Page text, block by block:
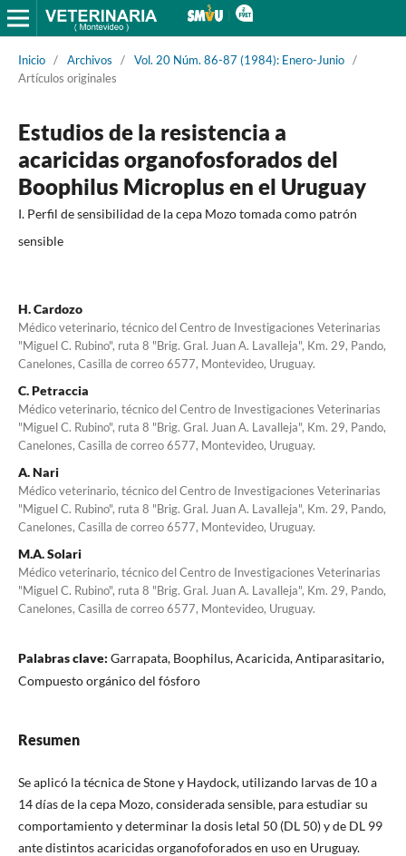
Inicio / Archivos / Vol. 20 Núm. 86-87 (1984): Enero-Junio /
Artículos originales
Estudios de la resistencia a
acaricidas organofosforados del
Boophilus Microplus en el Uruguay
I. Perfil de sensibilidad de la cepa Mozo tomada como patrón
sensible
H. Cardozo
Médico veterinario, técnico del Centro de Investigaciones Veterinarias
"Miguel C. Rubino", ruta 8 "Brig. Gral. Juan A. Lavalleja", Km. 29, Pando,
Canelones, Casilla de correo 6577, Montevideo, Uruguay.
C. Petraccia
Médico veterinario, técnico del Centro de Investigaciones Veterinarias
"Miguel C. Rubino", ruta 8 "Brig. Gral. Juan A. Lavalleja", Km. 29, Pando,
Canelones, Casilla de correo 6577, Montevideo, Uruguay.
A. Nari
Médico veterinario, técnico del Centro de Investigaciones Veterinarias
"Miguel C. Rubino", ruta 8 "Brig. Gral. Juan A. Lavalleja", Km. 29, Pando,
Canelones, Casilla de correo 6577, Montevideo, Uruguay.
M.A. Solari
Médico veterinario, técnico del Centro de Investigaciones Veterinarias
"Miguel C. Rubino", ruta 8 "Brig. Gral. Juan A. Lavalleja", Km. 29, Pando,
Canelones, Casilla de correo 6577, Montevideo, Uruguay.
Palabras clave: Garrapata, Boophilus, Acaricida, Antiparasitario,
Compuesto orgánico del fósforo
Resumen
Se aplicó la técnica de Stone y Haydock, utilizando larvas de 10 a
14 días de la cepa Mozo, considerada sensible, para estudiar su
comportamiento y determinar la dosis letal 50 (DL 50) y de DL 99
ante distintos acaricidas organofoforados en uso en Uruguay.